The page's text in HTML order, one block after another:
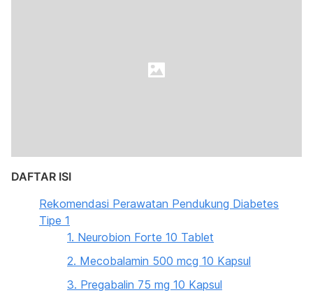
DAFTAR ISI
Rekomendasi Perawatan Pendukung Diabetes
Tipe 1
1. Neurobion Forte 10 Tablet
2. Mecobalamin 500 mcg 10 Kapsul
3. Pregabalin 75 mg 10 Kapsul